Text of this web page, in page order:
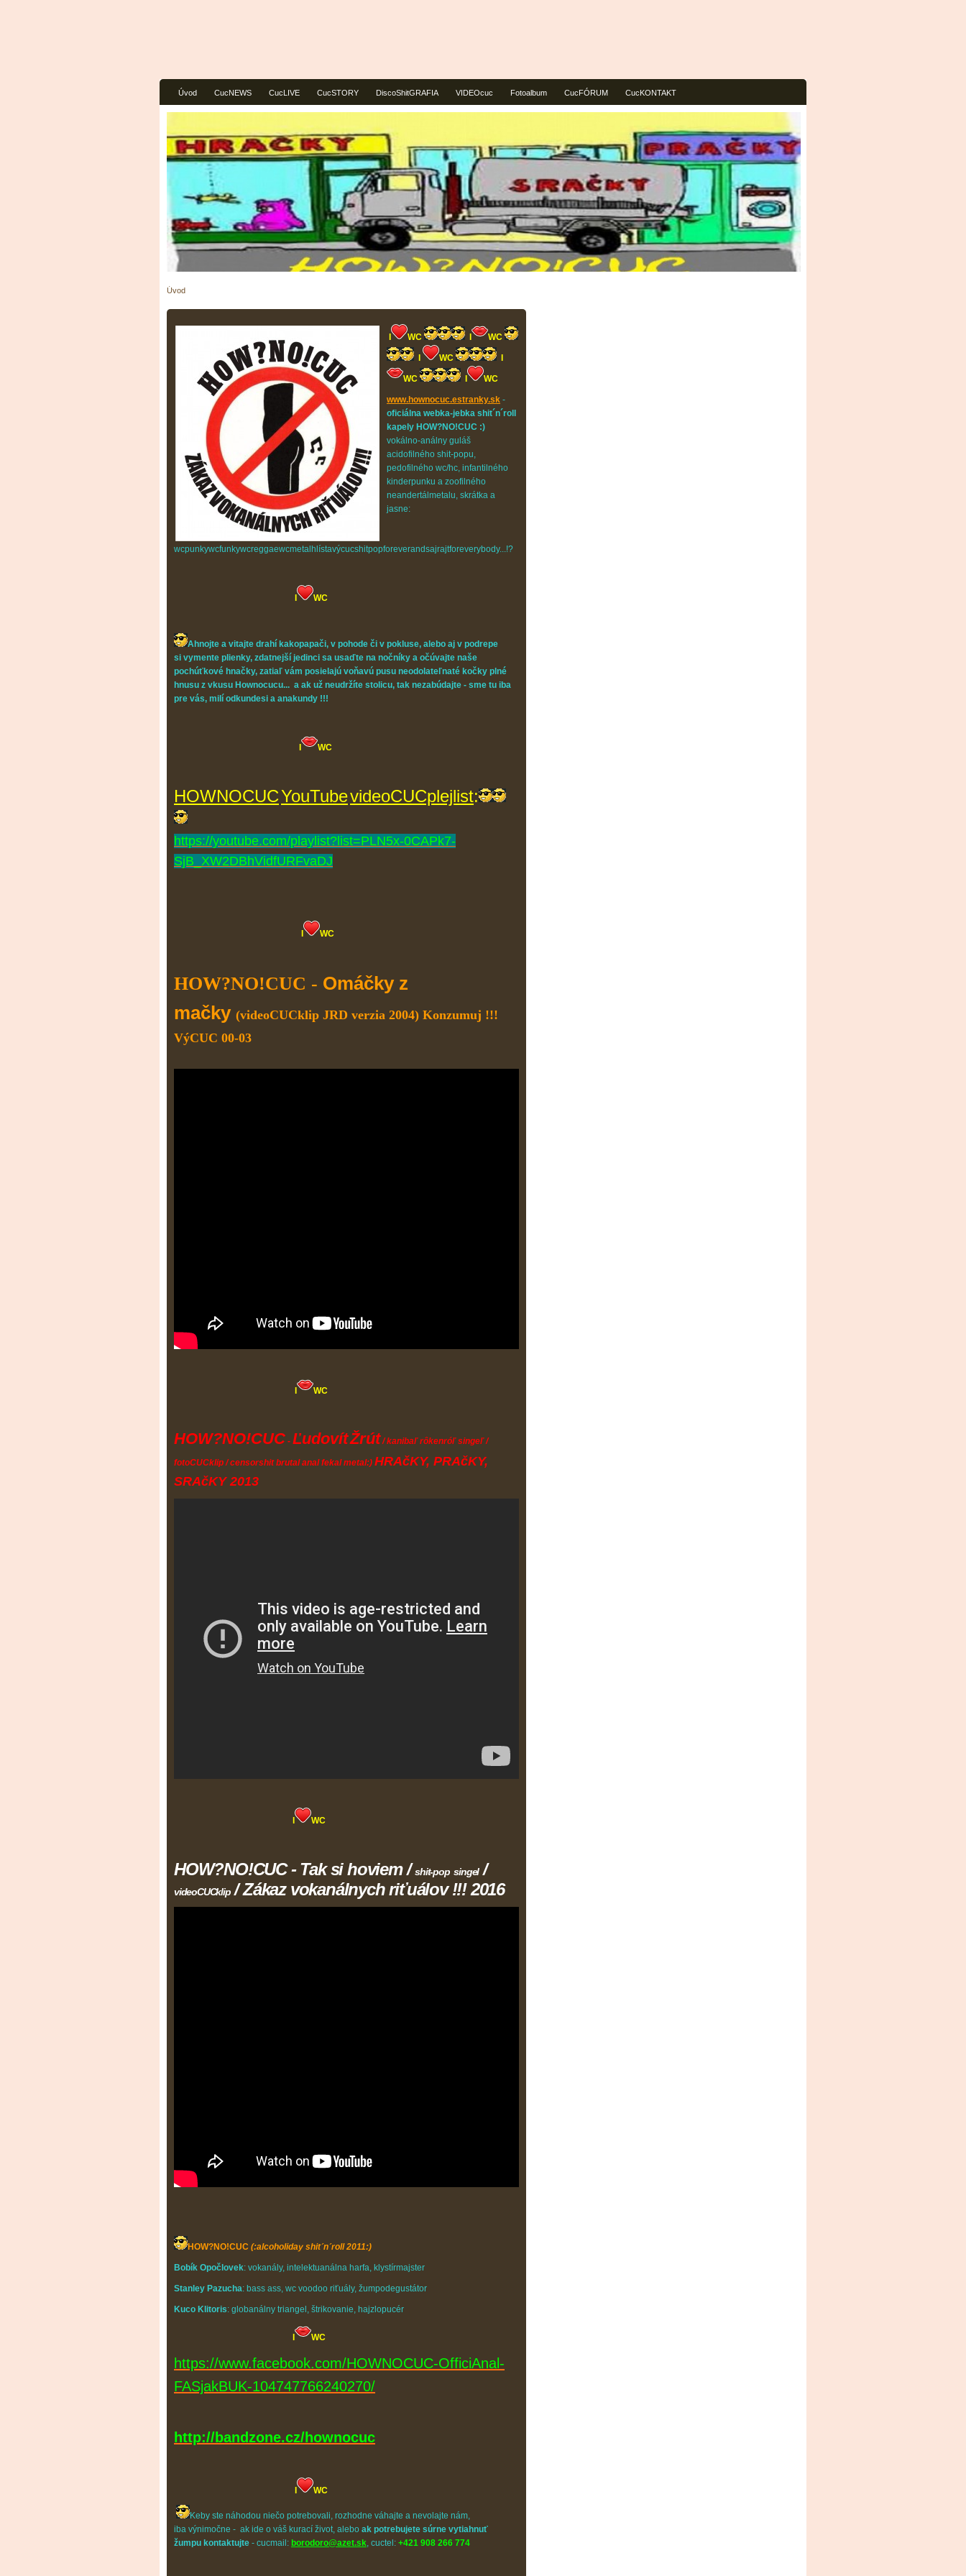
Úvod CucNEWS CucLIVE CucSTORY DiscoShitGRAFIA VIDEOcuc Fotoalbum CucFÓRUM CucKONTAKT
Úvod
WC WC
WC
WC WC
www.hownocuc.estranky.sk -
oficiálna webka-jebka shit´n´roll
kapely HOW?NO!CUC :)
vokálno-análny guláš
acidofilného shit-popu,
pedofilného wc/hc, infantilného
kinderpunku a zoofilného
neandertálmetalu, skrátka a
jasne:
wcpunkywcfunkywcreggaewcmetalhlístavýcucshitpopforeverandsajrajtforeverybody...!?
WC
Ahnojte a vitajte drahí kakopapači, v pohode či v pokluse, alebo aj v podrepe
si vymente plienky, zdatnejší jedinci sa usaďte na nočníky a očúvajte naše
pochúťkové hnačky, zatiaľ vám posielajú voňavú pusu neodolateľnaté kočky plné
hnusu z vkusu Hownocucu... a ak už neudržíte stolicu, tak nezabúdajte - sme tu iba
pre vás, milí odkundesi a anakundy !!!
WC
HOWNOCUCYouTubevideoCUCplejlist:
https://youtube.com/playlist?list=PLN5x-0CAPk7-
SjB_XW2DBhVidfURFvaDJ
WC
HOW?NO!CUC - Omáčky z
mačky (videoCUCklip JRD verzia 2004) Konzumuj !!!
VýCUC 00-03
WC
HOW?NO!CUC - ĽudovítŽrút/ kanibaľ rôkenróľ singeľ /
fotoCUCklip / censorshit brutal anal fekal metal:) HRAčKY, PRAčKY,
SRAčKY 2013
WC
HOW?NO!CUC - Tak si hoviem /shit-pop singel/
videoCUCklip/ Zákaz vokanálnych riťuálov !!! 2016
HOW?NO!CUC (:alcoholiday shit´n´roll 2011:)
Bobík Opočlovek: vokanály, intelektuanálna harfa, klystírmajster
Stanley Pazucha: bass ass, wc voodoo riťuály, žumpodegustátor
Kuco Klitoris: globanálny triangel, štrikovanie, hajzlopucér
WC
https://www.facebook.com/HOWNOCUC-OfficiAnal-
FASjakBUK-104747766240270/
http://bandzone.cz/hownocuc
WC
Keby ste náhodou niečo potrebovali, rozhodne váhajte a nevolajte nám,
iba výnimočne - ak ide o váš kurací život, alebo ak potrebujete súrne vytiahnuť
žumpu kontaktujte - cucmail: borodoro@azet.sk, cuctel: +421 908 266 774